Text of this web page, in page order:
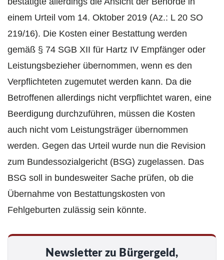
einem Urteil vom 14. Oktober 2019 (Az.: L 20 SO
219/16). Die Kosten einer Bestattung werden
gemäß § 74 SGB XII für Hartz IV Empfänger oder
Leistungsbezieher übernommen, wenn es den
Verpflichteten zugemutet werden kann. Da die
Betroffenen allerdings nicht verpflichtet waren, eine
Beerdigung durchzuführen, müssen die Kosten
auch nicht vom Leistungsträger übernommen
werden. Gegen das Urteil wurde nun die Revision
zum Bundessozialgericht (BSG) zugelassen. Das
BSG soll in bundesweiter Sache prüfen, ob die
Übernahme von Bestattungskosten von
Fehlgeburten zulässig sein könnte.
Newsletter zu Bürgergeld,